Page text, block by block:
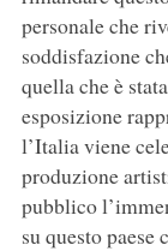
personale che
soddisfazione
quella che è
esposizione
l’Italia viene
produzione
pubblico
su questo paese